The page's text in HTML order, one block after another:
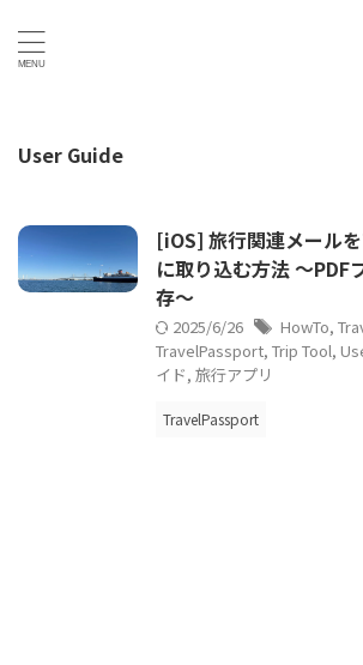
User Guide
[iOS] 旅行関連メール
に取り込む方法 〜PDF
存〜
2025/6/26 HowTo,
TravelPassport, Trip Tool,
イド, 旅行アプリ
TravelPassport